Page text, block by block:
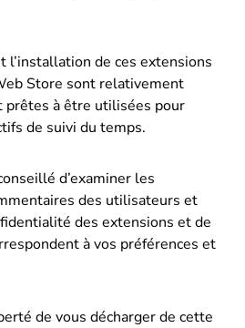
l’installation de ces extensions
Store sont relativement
à être utilisées pour
de suivi du temps.
d’examiner les
des utilisateurs et
des extensions et de
à vos préférences et
de vous décharger de cette